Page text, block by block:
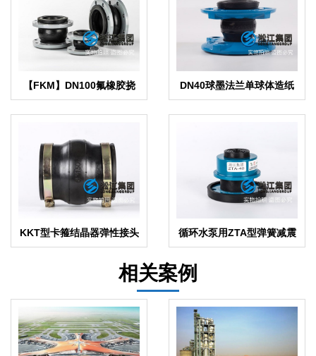
【FKM】DN100氟橡胶挠
性接管“结晶器配套”
DN40球墨法兰单球体造纸
厂避震接头
KKT型卡箍结晶器弹性接头
循环水泵用ZTA型弹簧减震
器
相关案例